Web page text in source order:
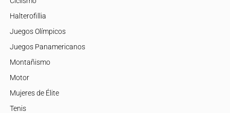
Halterofillia
Juegos Olímpicos
Juegos Panamericanos
Montañismo
Motor
Mujeres de Élite
Tenis